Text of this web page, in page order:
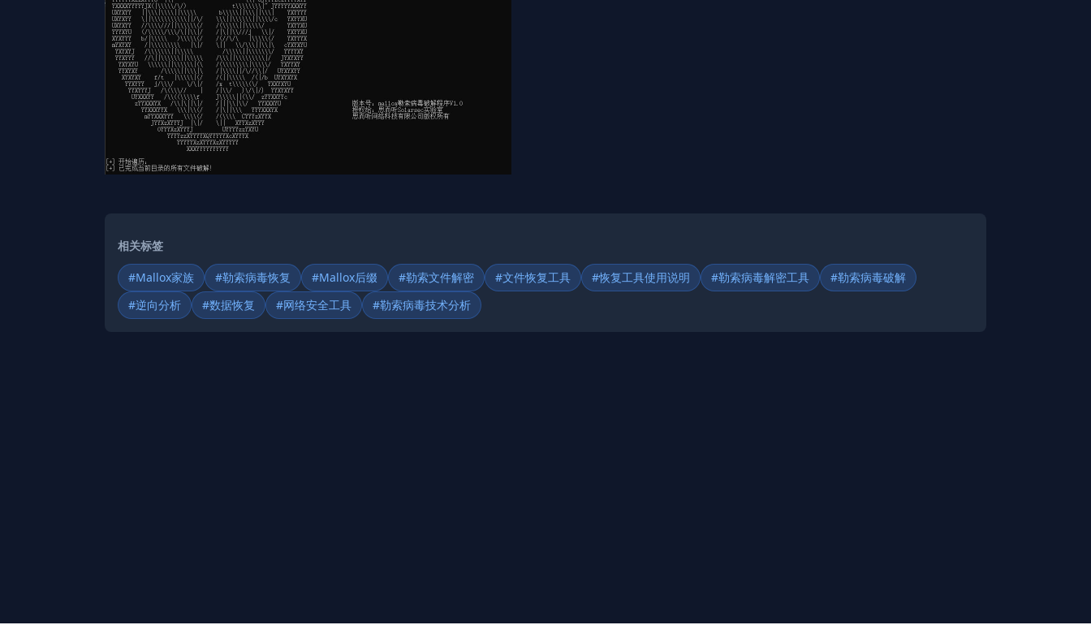
相关标签
#Mallox家族 #勒索病毒恢复 #Mallox后缀 #勒索文件解密 #文件恢复工具 #恢复工具使用说明 #勒索病毒解密工具
#勒索病毒破解
#逆向分析
#数据恢复 #网络安全工具 #勒索病毒技术分析